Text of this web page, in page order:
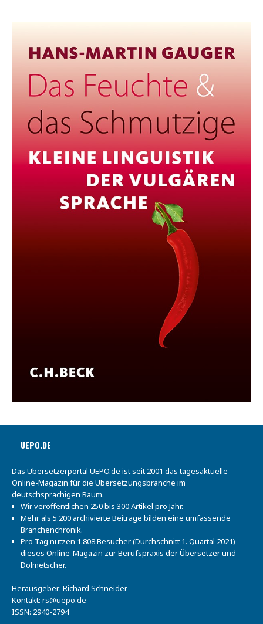
UEPO.DE
Das Übersetzerportal UEPO.de ist seit 2001 das tagesaktuelle
Online-Magazin für die Übersetzungsbranche im
deutschsprachigen Raum.
Wir veröffentlichen 250 bis 300 Artikel pro Jahr.
Mehr als 5.200 archivierte Beiträge bilden eine umfassende
Branchenchronik.
Pro Tag nutzen 1.808 Besucher (Durchschnitt 1. Quartal 2021)
dieses Online-Magazin zur Berufspraxis der Übersetzer und
Dolmetscher.
Herausgeber: Richard Schneider
Kontakt: rs@uepo.de
ISSN: 2940-2794